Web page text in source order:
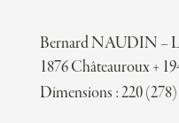
Bernard NAUDIN –
1876 Châteauroux +
Dimensions : 220